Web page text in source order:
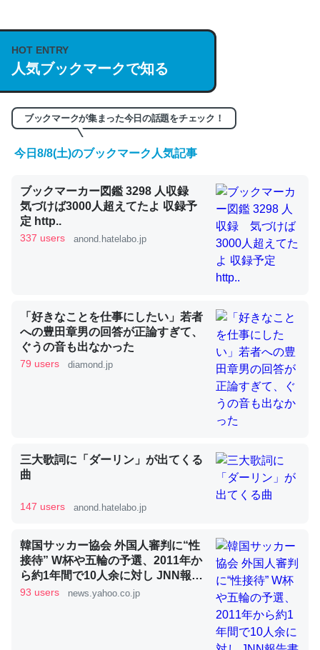
https://isobe324649.hatenablog.com/entry/2023/03/27
/064121
─GPTの仕組みと限界についての考察（１） - conceptualization
これは良記事。32768トークンだと英語小説100ページ分
ど、短期記憶というには多い分量。進化すればするほど分
かりやすく強くなりそう
─GPTの仕組みと限界についての考察（１） - conceptualization
昆虫ってカルシウム少ないのか。知らんかった。調べたら
コオロギのカルシウム分はエビの600分の1程度。
─ニュース :: 【研究発表】昆虫学の大問題＝「昆虫はなぜ海にいな
論文では「淡水はカルシウムも酸素も不足してて両方に不
利だから両方が拮抗してるのでは」とあって面白い。海に
いる鋏角類（カブトガニ・ウミグモ）はカルシウムを使わ
─ニュース :: 【研究発表】昆虫学の大問題＝「昆虫はなぜ海にいな
いのか」に関する新仮説
これを元に考えるとカルシウムを大量に使う脊椎動物と貝
HOT ENTRY
人気ブックマークで知る
ブックマークが集まった今日の話題をチェック！
今日8/8(土)のブックマーク人気記事
ブックマーカー図鑑 3298 人収録
気づけば3000人超えてたよ 収録予
定 http..
337 users anond.hatelabo.jp
「好きなことを仕事にしたい」若者
への豊田章男の回答が正論すぎて、
ぐうの音も出なかった
79 users diamond.jp
三大歌詞に「ダーリン」が出てくる
曲
147 users anond.hatelabo.jp
韓国サッカー協会 外国人審判に“性
接待” W杯や五輪の予選、2011年か
ら約1年間で10人余に対し JNN報告
書入手（TBS NEWS DIG Powered
93 users news.yahoo.co.jp